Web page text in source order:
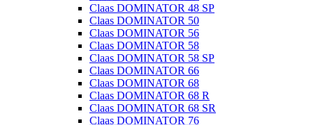
Claas DOMINATOR 48 SP
Claas DOMINATOR 50
Claas DOMINATOR 56
Claas DOMINATOR 58
Claas DOMINATOR 58 SP
Claas DOMINATOR 66
Claas DOMINATOR 68
Claas DOMINATOR 68 R
Claas DOMINATOR 68 SR
Claas DOMINATOR 76